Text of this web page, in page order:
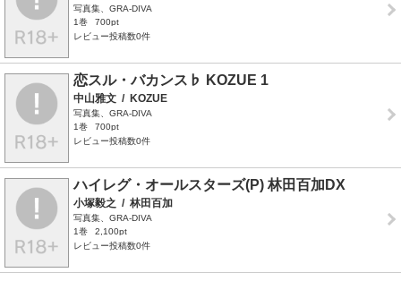
写真集、GRA-DIVA
1巻
700pt
レビュー投稿数0件
恋スル・バカンス♭ KOZUE 1
中山雅文 / KOZUE
写真集、GRA-DIVA
1巻
700pt
レビュー投稿数0件
ハイレグ・オールスターズ(P) 林田百加DX
小塚毅之 / 林田百加
写真集、GRA-DIVA
1巻
2,100pt
レビュー投稿数0件